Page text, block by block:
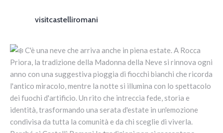
visitcastelliromani